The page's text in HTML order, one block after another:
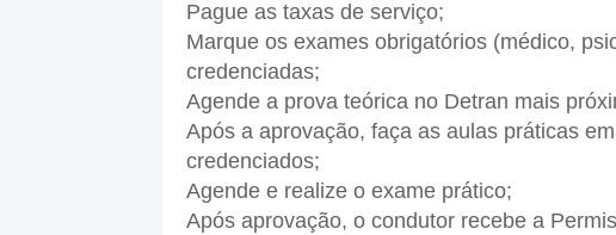
Pague as taxas de serviço;
Marque os exames obrigatórios (médico,
credenciadas;
Agende a prova teórica no Detran mais
Após a aprovação, faça as aulas práticas
credenciados;
Agende e realize o exame prático;
Após aprovação, o condutor recebe a